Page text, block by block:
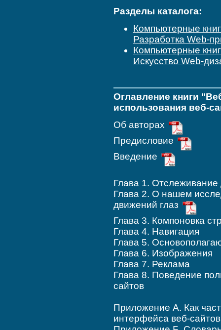
Разделы каталога:
Компьютерные
Разработка Web-
Компьютерные
Искусство Web-
Оглавление книги
использования веб-
Об авторах
Предисловие
Введение
Глава 1. Отслеживание
Глава 2. О нашем
движений глаз
Глава 3. Компоновка
Глава 4. Навигация
Глава 5.
Глава 6. Изображения
Глава 7. Реклама
Глава 8. Поведение
сайтов
Приложение А. Как
интерфейса веб-сайтов